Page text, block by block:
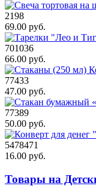
2198
69.00 руб.
701036
66.00 руб.
77433
47.00 руб.
77389
50.00 руб.
5478471
16.00 руб.
Товары на